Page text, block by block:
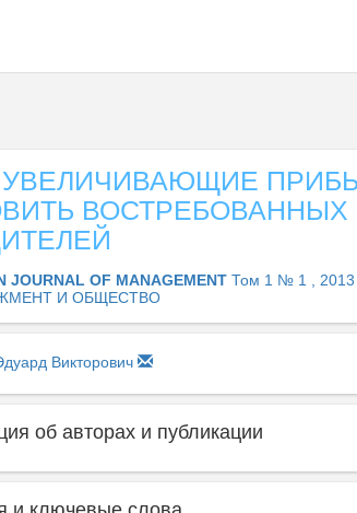
JOURNAL OF MANAGEMENT Том 1 № 1 , 2013
И ОБЩЕСТВО
Викторович
об авторах и публикации